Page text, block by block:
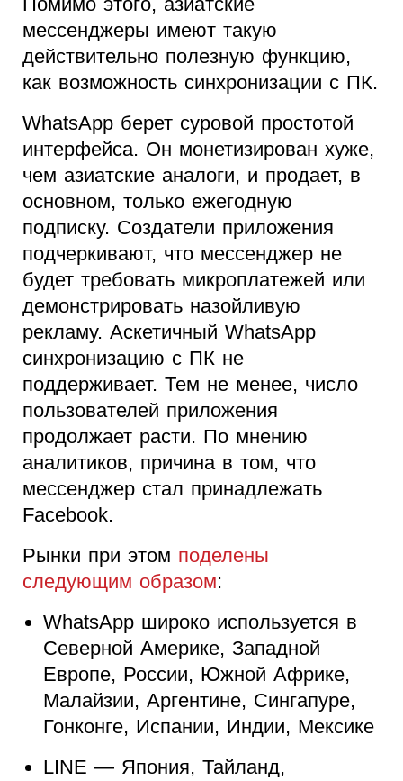
мессенджеры имеют такую
действительно полезную функцию,
как возможность синхронизации с ПК.
WhatsApp берет суровой простотой
интерфейса. Он монетизирован хуже,
чем азиатские аналоги, и продает, в
основном, только ежегодную
подписку. Создатели приложения
подчеркивают, что мессенджер не
будет требовать микроплатежей или
демонстрировать назойливую
рекламу. Аскетичный WhatsApp
синхронизацию с ПК не
поддерживает. Тем не менее, число
пользователей приложения
продолжает расти. По мнению
аналитиков, причина в том, что
мессенджер стал принадлежать
Facebook.
Рынки при этом поделены
следующим образом:
WhatsApp широко используется в
Северной Америке, Западной
Европе, России, Южной Африке,
Малайзии, Аргентине, Сингапуре,
Гонконге, Испании, Индии, Мексике
LINE — Япония, Тайланд,